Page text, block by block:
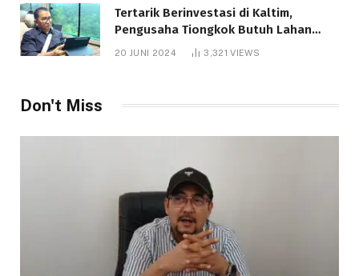
Tertarik Berinvestasi di Kaltim,
Pengusaha Tiongkok Butuh Lahan
1.000 Hektare
20 JUNI 2024 3,321VIEWS
Don't Miss